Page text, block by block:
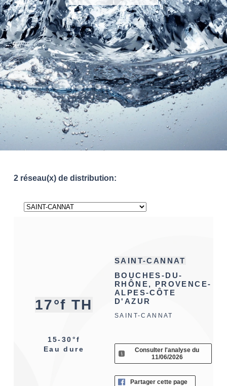
2 réseau(x) de distribution:
17°f TH
15-30°f
Eau dure
SAINT-CANNAT
BOUCHES-DU-
RHÔNE, PROVENCE-
ALPES-CÔTE
D'AZUR
SAINT-CANNAT
Consulter l'analyse du
11/06/2026
Partager cette page